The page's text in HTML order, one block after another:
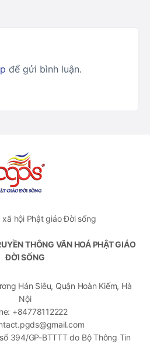
để gửi bình luận.
hội Phật giáo Đời sống
THÔNG VĂN HOÁ PHẬT GIÁO
ĐỜI SỐNG
Hán Siêu, Quận Hoàn Kiếm, Hà
Nội
+84778112222
394/GP-BTTTT do Bộ Thông Tin